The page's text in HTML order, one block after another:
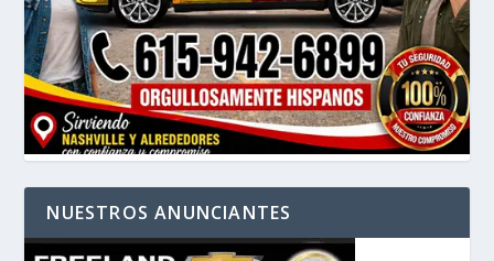
NUESTROS ANUNCIANTES